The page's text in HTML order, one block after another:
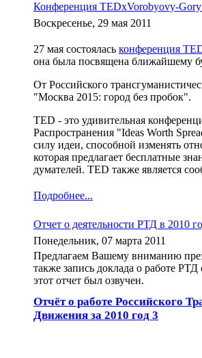
Конференция TEDxVorobyovy-
Воскресенье, 29 мая 2011
27 мая состоялась конференция
она была посвящена ближайшему
От Российского
"Москва 2015: город без пробок".
TED - это удивительная
Распространения "Ideas Worth
силу идеи, способной изменять
которая предлагает бесплатные
думателей. TED также является
Подробнее...
Отчет о деятельности РТД в 2010
Понедельник, 07 марта 2011
Предлагаем Вашему вниманию
также запись доклада о работе
этот отчет был озвучен.
Отчёт о работе Российского
Движения за 2010 год 3